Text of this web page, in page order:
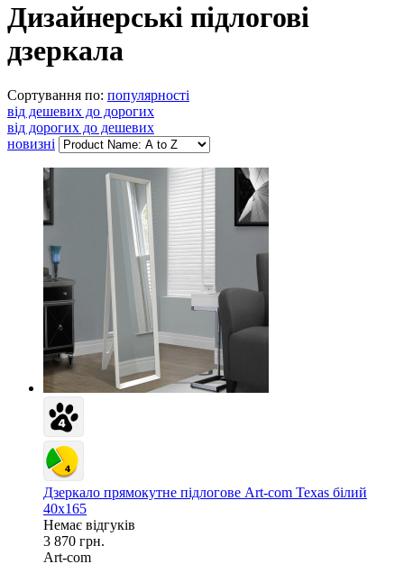
Дизайнерські підлогові
дзеркала
Сортування по: популярності
від дешевих до дорогих
від дорогих до дешевих
новизні
Дзеркало прямокутне підлогове Art-com Texas білий
40х165
Немає відгуків
3 870 грн.
Art-com